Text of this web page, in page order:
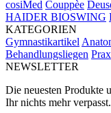
cosiMed Couppèe
HAIDER BIOSWING
KATEGORIEN
Gymnastikartikel
Behandlungsliegen
NEWSLETTER
Die neuesten Produkte
Ihr nichts mehr verpasst.